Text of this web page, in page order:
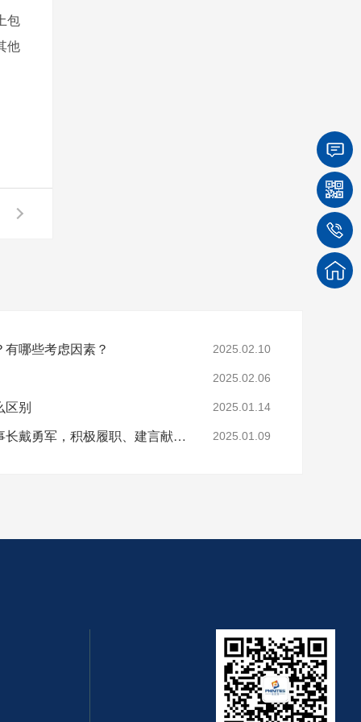
包
他
哪些考虑因素？ 2025.02.10
2025.02.06
区别 2025.01.14
【四川菲尼特集团】董事长戴勇军，积极履职、建言献策，传递青白江区 "两会"好声音！ 2025.01.09